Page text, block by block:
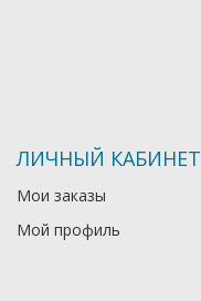
ЛИЧНЫЙ КАБИНЕТ
Мои заказы
Мой профиль